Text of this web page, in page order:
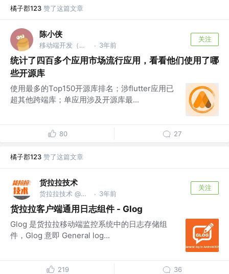
橘子郡123 赞了这篇文章
陈小侠
移动端开发（安卓、小程序） · 3年前
关注
统计了四百多个应用市场流行应用，看看他们使用了哪
些开源库
使用最多的Top150开源库排名；涉flutter应用已
超其他跨端库；单应用涉及开源库最...
80 27
橘子郡123 赞了这篇文章
货拉拉技术
货拉拉技术 @货拉拉集团 · 3年前
关注
货拉拉客户端通用日志组件 - Glog
Glog 是货拉拉移动端监控系统中的日志存储组
件，Glog 意即 General log...
219 36